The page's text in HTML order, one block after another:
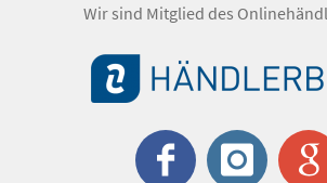
Wir sind Mitglied des